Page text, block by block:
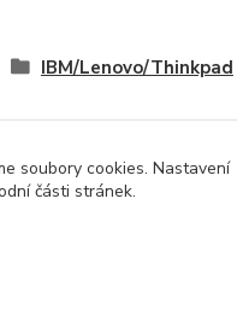
IBM/Lenovo/Thinkpad
soubory cookies. Nastavení
části stránek.